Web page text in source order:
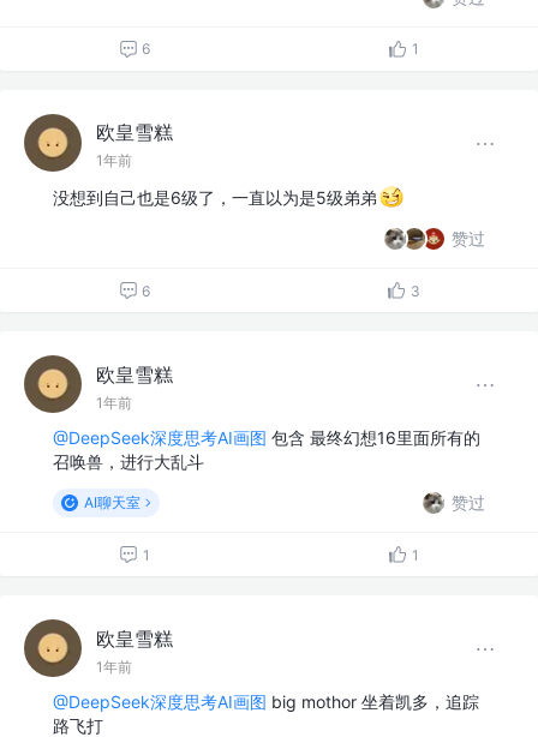
6 1
欧皇雪糕
1年前
没想到自己也是6级了，一直以为是5级弟弟
赞过
6 3
欧皇雪糕
1年前
@DeepSeek深度思考AI画图 包含 最终幻想16里面所有的
召唤兽，进行大乱斗
AI聊天室 赞过
1 1
欧皇雪糕
1年前
@DeepSeek深度思考AI画图 big mothor 坐着凯多，追踪
路飞打